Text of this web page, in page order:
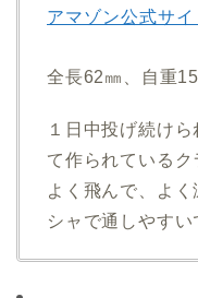
アマゾン公式サ
全長62㎜、自重
１日中投げ続け
て作られているク
よく飛んで、よ
シャで通しやすい